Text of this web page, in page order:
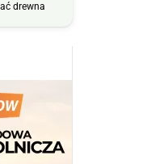
drewna